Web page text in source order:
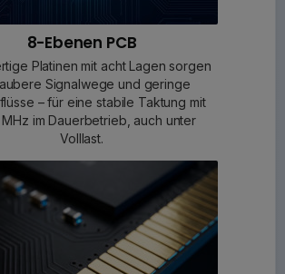
8-Ebenen PCB
Platinen mit acht Lagen sorgen
Signalwege und geringe
– für eine stabile Taktung mit
im Dauerbetrieb, auch unter
Volllast.